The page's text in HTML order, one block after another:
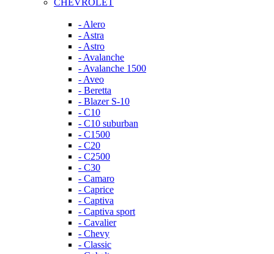
CHEVROLET
- Alero
- Astra
- Astro
- Avalanche
- Avalanche 1500
- Aveo
- Beretta
- Blazer S-10
- C10
- C10 suburban
- C1500
- C20
- C2500
- C30
- Camaro
- Caprice
- Captiva
- Captiva sport
- Cavalier
- Chevy
- Classic